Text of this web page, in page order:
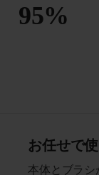
95%
お任せで
本体とブラ